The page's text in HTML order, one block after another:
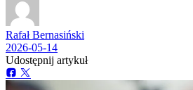
Rafał Bernasiński
2026-05-14
Udostępnij artykuł